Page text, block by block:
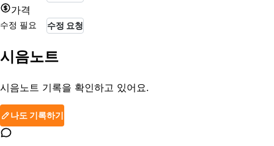
가격
수정 필요 수정 요청
시음노트
시음노트 기록을 확인하고 있어요.
나도 기록하기